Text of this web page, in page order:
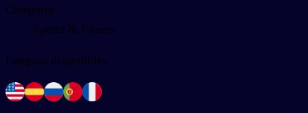
Catégorie
Sports & Fitness
Langues disponibles